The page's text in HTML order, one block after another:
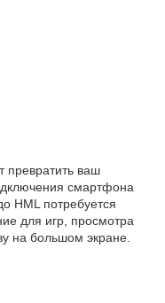
превратить ваш
смартфона
HML потребуется
для игр, просмотра
на большом экране.